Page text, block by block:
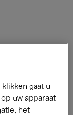
gaat u
uw apparaat
het